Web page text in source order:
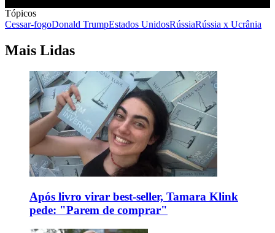
Tópicos
Cessar-fogoDonald TrumpEstados UnidosRússiaRússia x Ucrânia
Mais Lidas
Após livro virar best-seller, Tamara Klink
pede: "Parem de comprar"